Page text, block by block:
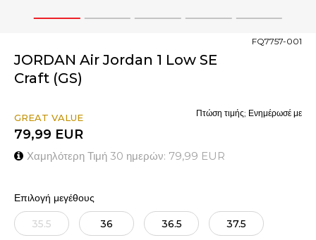
1 2 3 4 5
JORDAN Air Jordan 1 Low SE
Craft (GS)
FQ7757-001
GREAT VALUE
79,99 EUR
Χαμηλότερη Τιμή 30 ημερών: 79,99 EUR
Πτώση τιμής; Ενημέρωσέ με
Επιλογή μεγέθους
35.5 36 36.5 37.5